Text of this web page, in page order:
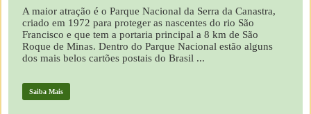
A maior atração é o Parque Nacional da Serra da Canastra,
criado em 1972 para proteger as nascentes do rio São
Francisco e que tem a portaria principal a 8 km de São
Roque de Minas. Dentro do Parque Nacional estão alguns
dos mais belos cartões postais do Brasil ...
Saiba Mais